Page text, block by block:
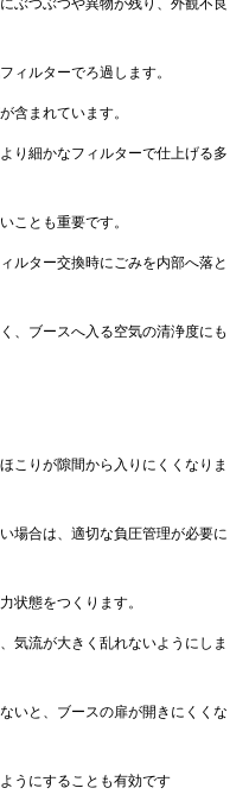
ィルターでろ過します。
含まれています。
り細かなフィルターで仕上げる多
ことも重要です。
ルター交換時にごみを内部へ落と
、ブースへ入る空気の清浄度にも
こりが隙間から入りにくくなりま
場合は、適切な負圧管理が必要に
状態をつくります。
気流が大きく乱れないようにしま
いと、ブースの扉が開きにくくな
うにすることも有効です